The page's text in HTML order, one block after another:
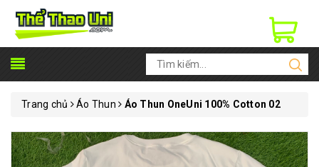
Trang chủ Áo Thun Áo Thun OneUni 100% Cotton 02